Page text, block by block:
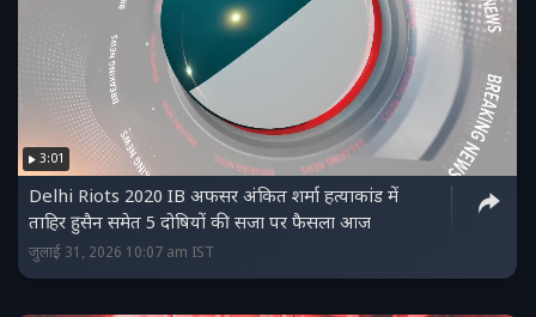
3:01
Delhi Riots 2020 IB अफसर अंकित शर्मा हत्याकांड में
ताहिर हुसैन समेत 5 दोषियों की सजा पर फैसला आज
जुलाई 31, 2026 10:07 am IST